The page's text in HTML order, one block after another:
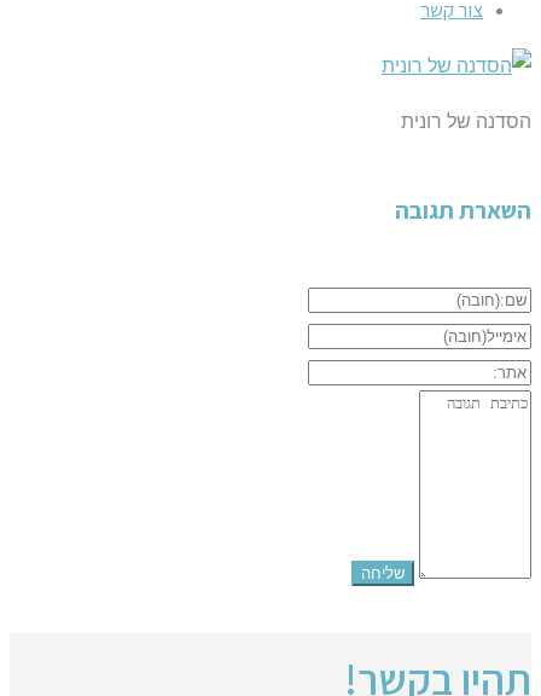
צור קשר
הסדנה של רונית
השארת תגובה
תהיו בקשר!